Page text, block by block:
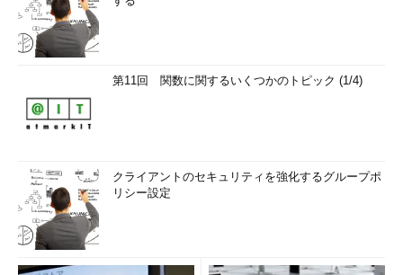
第11回 関数に関するいくつかのトピック (1/4)
クライアントのセキュリティを強化するグループポ
リシー設定